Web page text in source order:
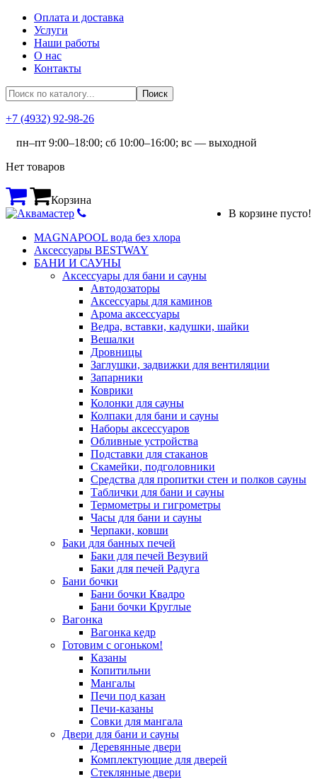
Оплата и доставка
Услуги
Наши работы
О нас
Контакты
+7 (4932) 92-98-26
пн–пт 9:00–18:00; сб 10:00–16:00; вс — выходной
Нет товаров
Корзина
В корзине пусто!
MAGNAPOOL вода без хлора
Аксессуары BESTWAY
БАНИ И САУНЫ
Аксессуары для бани и сауны
Автодозаторы
Аксессуары для каминов
Арома аксессуары
Ведра, вставки, кадушки, шайки
Вешалки
Дровницы
Заглушки, задвижки для вентиляции
Запарники
Коврики
Колонки для сауны
Колпаки для бани и сауны
Наборы аксессуаров
Обливные устройства
Подставки для стаканов
Скамейки, подголовники
Средства для пропитки стен и полков сауны
Таблички для бани и сауны
Термометры и гигрометры
Часы для бани и сауны
Черпаки, ковши
Баки для банных печей
Баки для печей Везувий
Баки для печей Радуга
Бани бочки
Бани бочки Квадро
Бани бочки Круглые
Вагонка
Вагонка кедр
Готовим с огоньком!
Казаны
Копитильни
Мангалы
Печи под казан
Печи-казаны
Совки для мангала
Двери для бани и сауны
Деревянные двери
Комплектующие для дверей
Стеклянные двери